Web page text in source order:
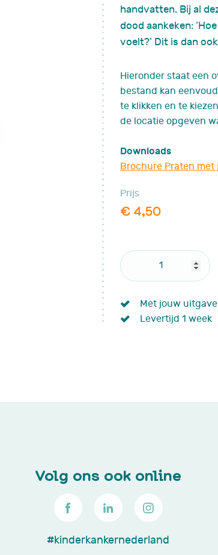
Hersentumor/NAH
Complementaire zorg
handvatten. Bij al
dood aankeken:
voelt?’ Dit is dan
Hieronder staat een
bestand kan
te klikken en te
de locatie opgeven
Downloads
Brochure Praten met
Prijs
€ 4,50
Met jouw
Levertijd 1 week
Volg ons ook online
#kinderkankernederland